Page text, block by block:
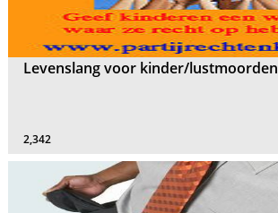
Levenslang voor kinder/lustmoorden
2,342